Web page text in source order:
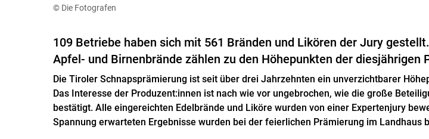
© Die Fotografen
109 Betriebe haben sich mit 561 Bränden und Likören der Jury
Apfel- und Birnenbrände zählen zu den Höhepunkten der diesjährigen
Die Tiroler Schnapsprämierung ist seit über drei Jahrzehnten ein unverzichtbarer
Das Interesse der Produzent:innen ist nach wie vor ungebrochen, wie die große
bestätigt. Alle eingereichten Edelbrände und Liköre wurden von einer Expertenjury
Spannung erwarteten Ergebnisse wurden bei der feierlichen Prämierung im Landhaus